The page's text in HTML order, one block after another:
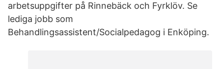
arbetsuppgifter på Rinnebäck och Fyrklöv. Se
lediga jobb som
Behandlingsassistent/Socialpedagog i Enköping.